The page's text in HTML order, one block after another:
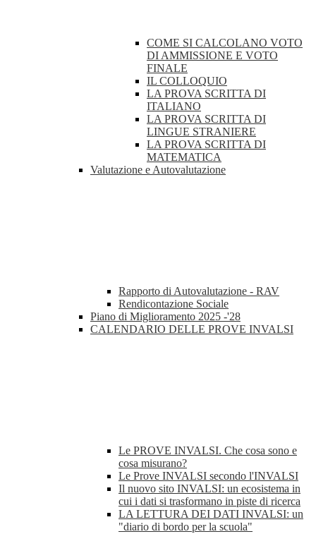
COME SI CALCOLANO VOTO
DI AMMISSIONE E VOTO
FINALE
IL COLLOQUIO
LA PROVA SCRITTA DI
ITALIANO
LA PROVA SCRITTA DI
LINGUE STRANIERE
LA PROVA SCRITTA DI
MATEMATICA
Valutazione e Autovalutazione
Rapporto di Autovalutazione - RAV
Rendicontazione Sociale
Piano di Miglioramento 2025 -'28
CALENDARIO DELLE PROVE INVALSI
Le PROVE INVALSI. Che cosa sono e
cosa misurano?
Le Prove INVALSI secondo l'INVALSI
Il nuovo sito INVALSI: un ecosistema in
cui i dati si trasformano in piste di ricerca
LA LETTURA DEI DATI INVALSI: un
"diario di bordo per la scuola"